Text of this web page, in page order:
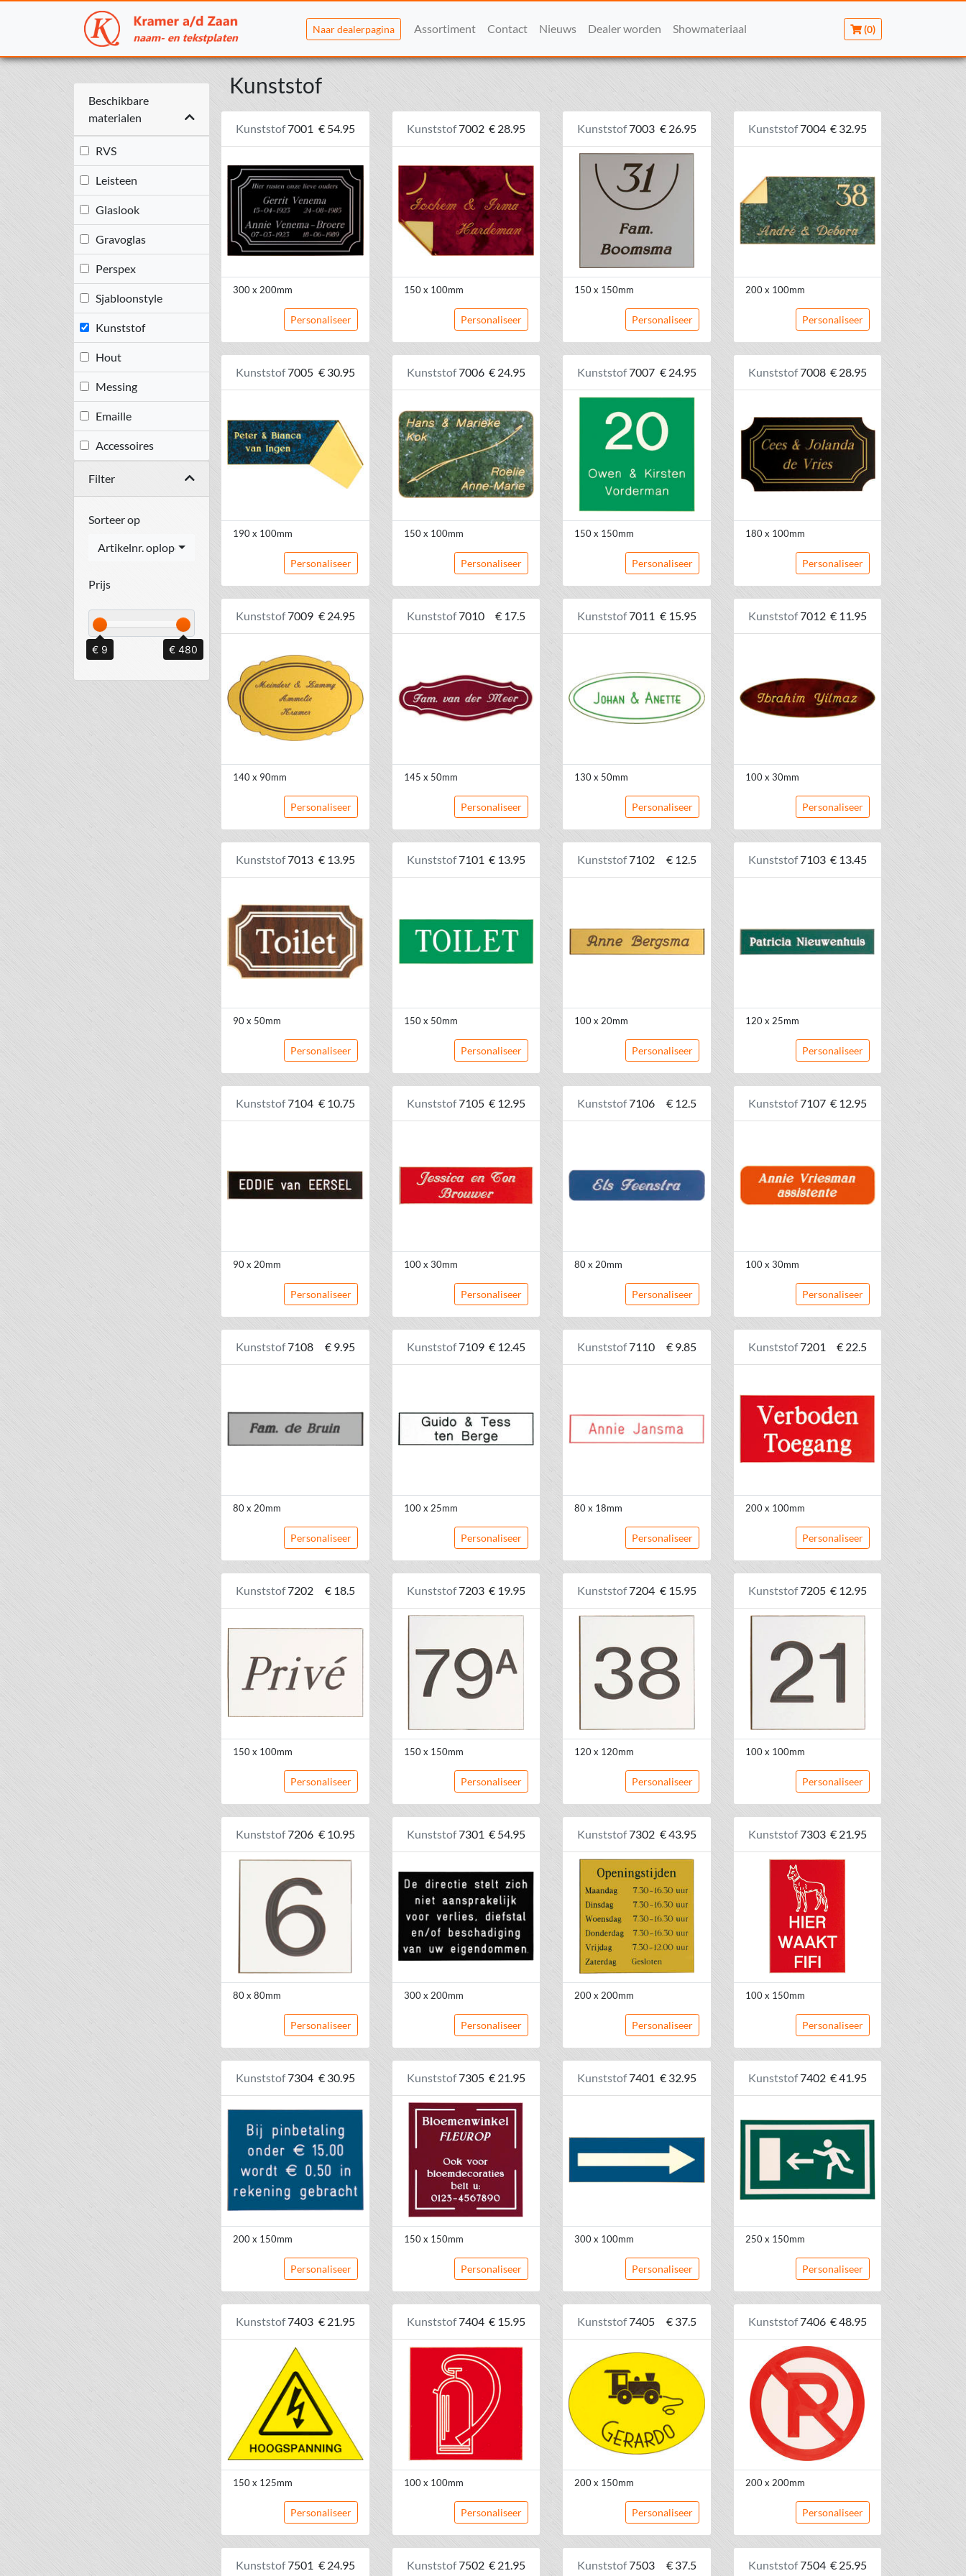
Naar dealerpagina Assortiment Contact Nieuws Dealer worden Showmateriaal (0)
Beschikbare
materialen
RVS
Leisteen
Glaslook
Gravoglas
Perspex
Sjabloonstyle
Kunststof
Hout
Messing
Emaille
Accessoires
Filter
Sorteer op
Artikelnr. oplopend
Prijs
€ 9 € 480
Kunststof
Kunststof7001 € 54.95
300 x 200mm
Personaliseer
Kunststof7002 € 28.95
150 x 100mm
Personaliseer
Kunststof7003 € 26.95
150 x 150mm
Personaliseer
Kunststof7004 € 32.95
200 x 100mm
Personaliseer
Kunststof7005 € 30.95
190 x 100mm
Personaliseer
Kunststof7006 € 24.95
150 x 100mm
Personaliseer
Kunststof7007 € 24.95
150 x 150mm
Personaliseer
Kunststof7008 € 28.95
180 x 100mm
Personaliseer
Kunststof7009 € 24.95
140 x 90mm
Personaliseer
Kunststof7010 € 17.5
145 x 50mm
Personaliseer
Kunststof7011 € 15.95
130 x 50mm
Personaliseer
Kunststof7012 € 11.95
100 x 30mm
Personaliseer
Kunststof7013 € 13.95
90 x 50mm
Personaliseer
Kunststof7101 € 13.95
150 x 50mm
Personaliseer
Kunststof7102 € 12.5
100 x 20mm
Personaliseer
Kunststof7103 € 13.45
120 x 25mm
Personaliseer
Kunststof7104 € 10.75
90 x 20mm
Personaliseer
Kunststof7105 € 12.95
100 x 30mm
Personaliseer
Kunststof7106 € 12.5
80 x 20mm
Personaliseer
Kunststof7107 € 12.95
100 x 30mm
Personaliseer
Kunststof7108 € 9.95
80 x 20mm
Personaliseer
Kunststof7109 € 12.45
100 x 25mm
Personaliseer
Kunststof7110 € 9.85
80 x 18mm
Personaliseer
Kunststof7201 € 22.5
200 x 100mm
Personaliseer
Kunststof7202 € 18.5
150 x 100mm
Personaliseer
Kunststof7203 € 19.95
150 x 150mm
Personaliseer
Kunststof7204 € 15.95
120 x 120mm
Personaliseer
Kunststof7205 € 12.95
100 x 100mm
Personaliseer
Kunststof7206 € 10.95
80 x 80mm
Personaliseer
Kunststof7301 € 54.95
300 x 200mm
Personaliseer
Kunststof7302 € 43.95
200 x 200mm
Personaliseer
Kunststof7303 € 21.95
100 x 150mm
Personaliseer
Kunststof7304 € 30.95
200 x 150mm
Personaliseer
Kunststof7305 € 21.95
150 x 150mm
Personaliseer
Kunststof7401 € 32.95
300 x 100mm
Personaliseer
Kunststof7402 € 41.95
250 x 150mm
Personaliseer
Kunststof7403 € 21.95
150 x 125mm
Personaliseer
Kunststof7404 € 15.95
100 x 100mm
Personaliseer
Kunststof7405 € 37.5
200 x 150mm
Personaliseer
Kunststof7406 € 48.95
200 x 200mm
Personaliseer
Kunststof7501 € 24.95 Kunststof7502 € 21.95 Kunststof7503 € 37.5 Kunststof7504 € 25.95